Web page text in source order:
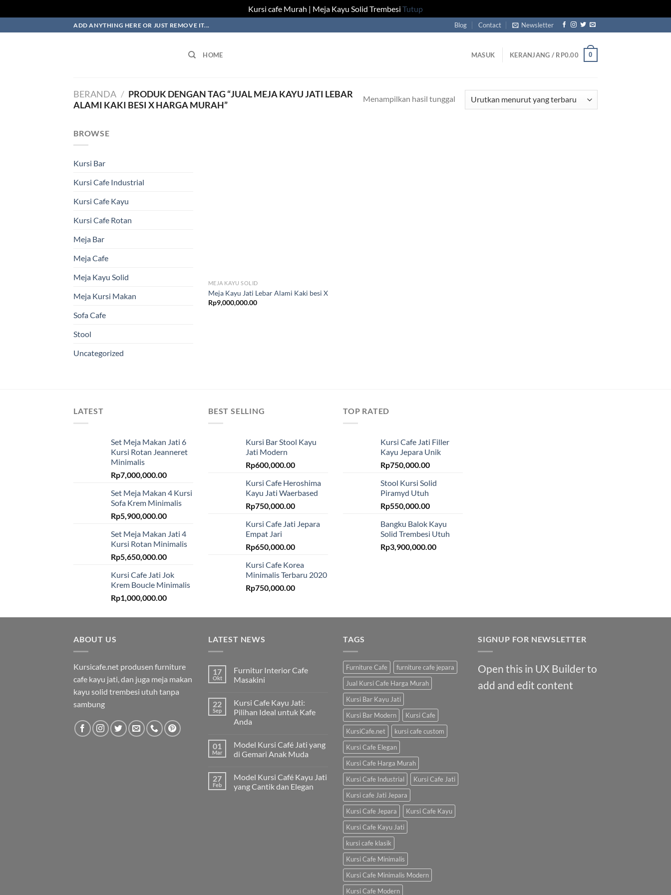
Kursi cafe Murah | Meja Kayu Solid Trembesi Tutup
to
ADD ANYTHING HERE OR JUST REMOVE IT... Blog Contact Newsletter
HOME MASUK KERANJANG / RP0.00 0
BERANDA / PRODUK DENGAN TAG “JUAL MEJA KAYU JATI LEBAR
ALAMI KAKI BESI X HARGA MURAH”
Menampilkan hasil tunggal
BROWSE
Kursi Bar
Kursi Cafe Industrial
Kursi Cafe Kayu
Kursi Cafe Rotan
Meja Bar
Meja Cafe
Meja Kayu Solid
Meja Kursi Makan
Sofa Cafe
Stool
Uncategorized
MEJA KAYU SOLID
Meja Kayu Jati Lebar Alami Kaki besi X
Rp9,000,000.00
LATEST
Set Meja Makan Jati 6
Kursi Rotan Jeanneret
Minimalis
Rp7,000,000.00
Set Meja Makan 4 Kursi
Sofa Krem Minimalis
Rp5,900,000.00
Set Meja Makan Jati 4
Kursi Rotan Minimalis
Rp5,650,000.00
Kursi Cafe Jati Jok
Krem Boucle Minimalis
Rp1,000,000.00
BEST SELLING
Kursi Bar Stool Kayu
Jati Modern
Rp600,000.00
Kursi Cafe Heroshima
Kayu Jati Waerbased
Rp750,000.00
Kursi Cafe Jati Jepara
Empat Jari
Rp650,000.00
Kursi Cafe Korea
Minimalis Terbaru 2020
Rp750,000.00
TOP RATED
Kursi Cafe Jati Filler
Kayu Jepara Unik
Rp750,000.00
Stool Kursi Solid
Piramyd Utuh
Rp550,000.00
Bangku Balok Kayu
Solid Trembesi Utuh
Rp3,900,000.00
ABOUT US
Kursicafe.net produsen furniture
cafe kayu jati, dan juga meja makan
kayu solid trembesi utuh tanpa
sambung
LATEST NEWS
17
Okt
Furnitur Interior Cafe
Masakini
22
Sep
Kursi Cafe Kayu Jati:
Pilihan Ideal untuk Kafe
Anda
01
Mar
Model Kursi Café Jati yang
di Gemari Anak Muda
27
Feb
Model Kursi Café Kayu Jati
yang Cantik dan Elegan
TAGS
Furniture Cafe
furniture cafe jepara
Jual Kursi Cafe Harga Murah
Kursi Bar Kayu Jati
Kursi Bar Modern
Kursi Cafe
KursiCafe.net
kursi cafe custom
Kursi Cafe Elegan
Kursi Cafe Harga Murah
Kursi Cafe Industrial
Kursi Cafe Jati
Kursi cafe Jati Jepara
Kursi Cafe Jepara
Kursi Cafe Kayu
Kursi Cafe Kayu Jati
kursi cafe klasik
Kursi Cafe Minimalis
Kursi Cafe Minimalis Modern
Kursi Cafe Modern
SIGNUP FOR NEWSLETTER
Open this in UX Builder to
add and edit content